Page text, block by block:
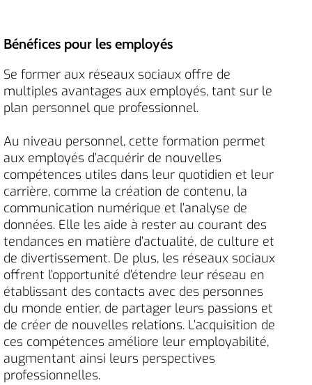
Bénéfices pour les employés
Se former aux réseaux sociaux offre de
multiples avantages aux employés, tant sur le
plan personnel que professionnel.
Au niveau personnel, cette formation permet
aux employés d’acquérir de nouvelles
compétences utiles dans leur quotidien et leur
carrière, comme la création de contenu, la
communication numérique et l’analyse de
données. Elle les aide à rester au courant des
tendances en matière d’actualité, de culture et
de divertissement. De plus, les réseaux sociaux
offrent l’opportunité d’étendre leur réseau en
établissant des contacts avec des personnes
du monde entier, de partager leurs passions et
de créer de nouvelles relations. L’acquisition de
ces compétences améliore leur employabilité,
augmentant ainsi leurs perspectives
professionnelles.